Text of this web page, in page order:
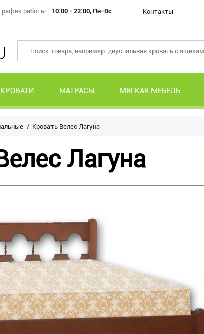
работы 10:00 - 22:00, Пн-Вс Контакты
МАТРАСЫ МЯГКАЯ МЕБЕЛЬ
Кровать Велес Лагуна
Лагуна